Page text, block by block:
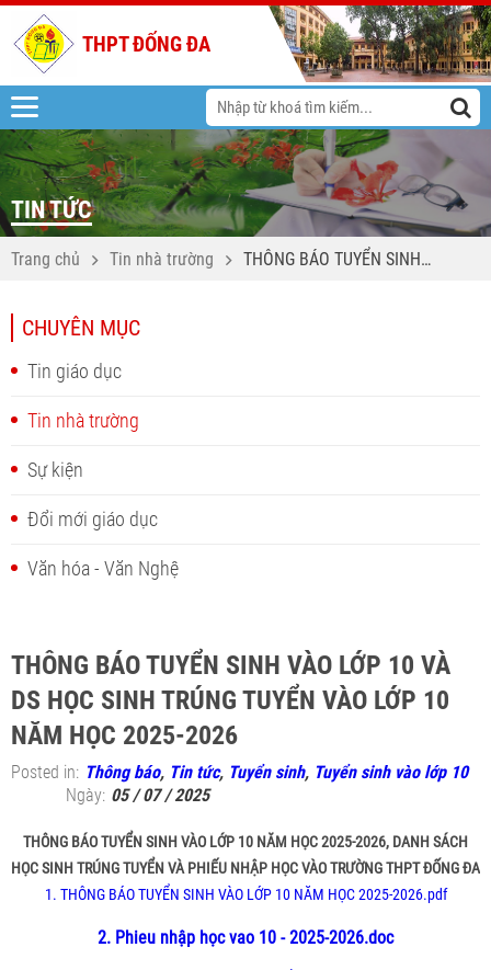
THPT ĐỐNG ĐA
TIN TỨC
Trang chủ Tin nhà trường
THÔNG BÁO TUYỂN SINH
CHUYÊN MỤC
Tin giáo dục
Tin nhà trường
Sự kiện
Đổi mới giáo dục
Văn hóa - Văn Nghệ
THÔNG BÁO TUYỂN SINH VÀO LỚP 10 VÀ
DS HỌC SINH TRÚNG TUYỂN VÀO LỚP 10
NĂM HỌC 2025-2026
Posted in: Thông báo, Tin tức, Tuyển sinh, Tuyển sinh vào lớp 10
Ngày: 05 / 07 / 2025
THÔNG BÁO TUYỂN SINH VÀO LỚP 10 NĂM HỌC 2025-2026, DANH SÁCH
HỌC SINH TRÚNG TUYỂN VÀ PHIẾU NHẬP HỌC VÀO TRƯỜNG THPT ĐỐNG ĐA
1. THÔNG BÁO TUYỂN SINH VÀO LỚP 10 NĂM HỌC 2025-2026.pdf
2. Phieu nhập học vao 10 - 2025-2026.doc